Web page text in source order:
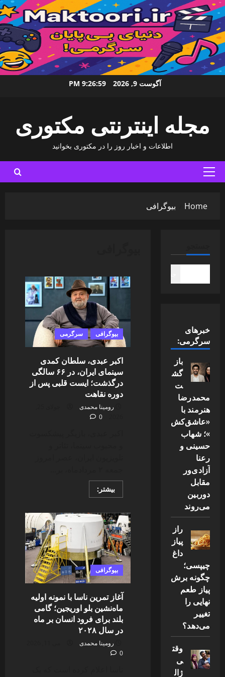
آگوست 9, 2026 9:27:00 PM
مجله اینترنتی مکتوری
اطلاعات و اخبار روز را در مکتوری بخوانید
Primary
Home بیوگرافی
بیوگرافی سرگرمی
اکبر عبدی، سلطان کمدی
سینمای ایران، در ۶۶ سالگی
درگذشت؛ ایست قلبی پس از
دوره نقاهت
رومینا محمدی
0
بیشتر:Read
more
عبدی،
سلطان
کمدی
سینمای
ایران،
در
۶۶
سالگی
درگذشت؛
ایست
پس
از
دوره
نقاهت
بیوگرافی
آغاز تمرین ناسا با نمونه اولیه
ماه‌نشین بلو اوریجین؛ گامی
بلند برای فرود انسان بر ماه
در سال ۲۰۲۸
رومینا محمدی
0
خبرهای
سرگرمی:
باز
گش
ت
محمدرضا
هنرمند با
«عاشق‌کش
»؛ شهاب
حسینی و
رعنا
آزادی‌ور
مقابل
دوربین
می‌روند
راز
پیاز
داغ
چیپسی؛
چگونه برش
پیاز طعم
نهایی را
تغییر
می‌دهد؟
وقت
ی
ژال